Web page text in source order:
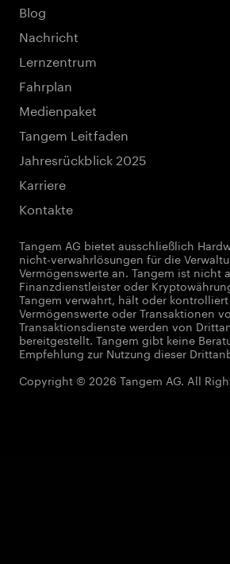
Blog
Nachricht
Lernzentrum
Fahrplan
Medienpaket
Tangem Leitfaden
Jahresrückblick 2025
Karriere
Kontakte
Tangem AG bietet ausschließlich
nicht-verwahrlösungen für die
Vermögenswerte an. Tangem ist nicht
Finanzdienstleister oder
Tangem verwahrt, hält oder
Vermögenswerte oder Transaktionen
Transaktionsdienste werden von
bereitgestellt. Tangem gibt keine
Empfehlung zur Nutzung dieser